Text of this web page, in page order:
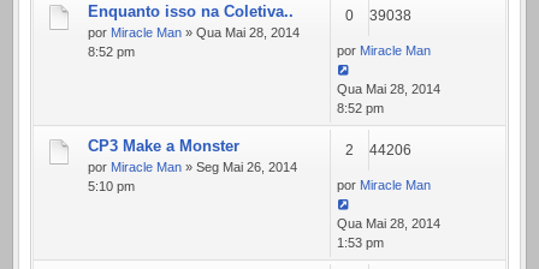
Enquanto isso na Coletiva..
por Miracle Man » Qua Mai 28, 2014
8:52 pm
0 39038
por Miracle Man
Qua Mai 28, 2014
8:52 pm
CP3 Make a Monster
por Miracle Man » Seg Mai 26, 2014
5:10 pm
2 44206
por Miracle Man
Qua Mai 28, 2014
1:53 pm